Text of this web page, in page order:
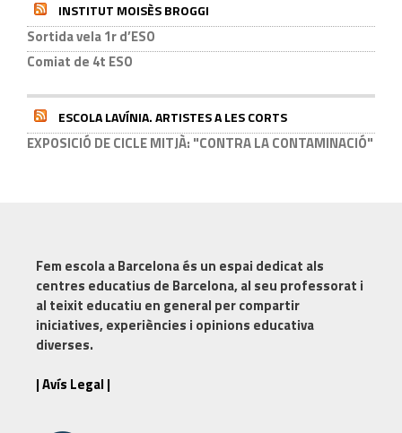
INSTITUT MOISÈS BROGGI
Sortida vela 1r d’ESO
Comiat de 4t ESO
ESCOLA LAVÍNIA. ARTISTES A LES CORTS
EXPOSICIÓ DE CICLE MITJÀ: "CONTRA LA CONTAMINACIÓ"
Fem escola a Barcelonaés un espai dedicat als
centres educatius de Barcelona, al seu professorat i
al teixit educatiu en general per compartir
iniciatives, experiències i opinions educativa
diverses.
| Avís Legal |